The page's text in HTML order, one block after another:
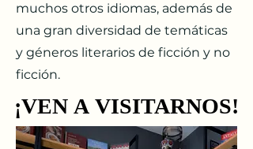
muchos otros idiomas, además de
una gran diversidad de temáticas
y géneros literarios de ficción y no
ficción.
¡VEN A VISITARNOS!
¡VEN A VISITARNOS!